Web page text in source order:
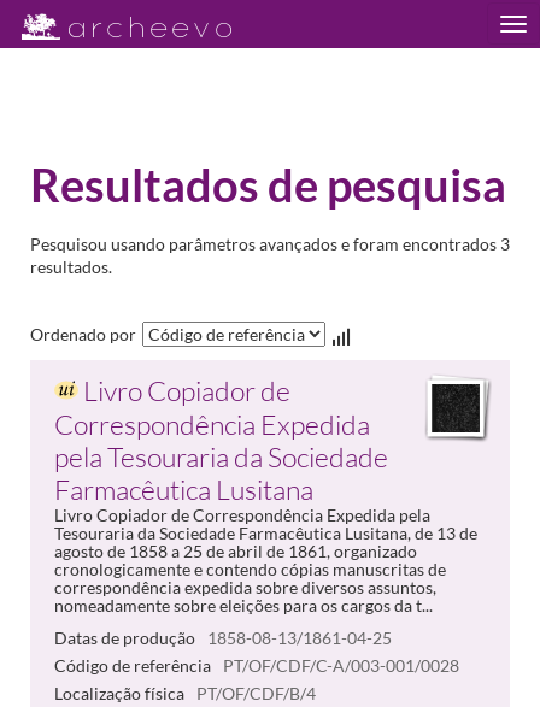
Resultados de pesquisa
Pesquisou usando parâmetros avançados e foram encontrados 3
resultados.
Ordenado por
Livro Copiador de
Correspondência Expedida
pela Tesouraria da Sociedade
Farmacêutica Lusitana
Livro Copiador de Correspondência Expedida pela
Tesouraria da Sociedade Farmacêutica Lusitana, de 13 de
agosto de 1858 a 25 de abril de 1861, organizado
cronologicamente e contendo cópias manuscritas de
correspondência expedida sobre diversos assuntos,
nomeadamente sobre eleições para os cargos da t...
Datas de produção
1858-08-13/1861-04-25
Código de referência
PT/OF/CDF/C-A/003-001/0028
Localização física
PT/OF/CDF/B/4